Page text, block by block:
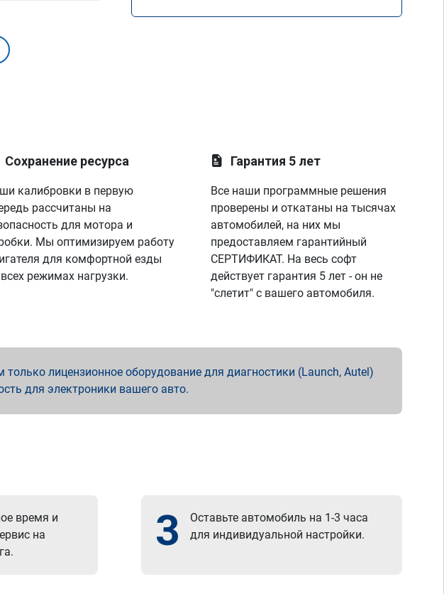
Сохранение ресурса
калибровки в первую
рассчитаны на
для мотора и
Мы оптимизируем работу
для комфортной езды
режимах нагрузки.
Гарантия 5 лет
Все наши программные решения
проверены и откатаны на тысячах
автомобилей, на них мы
предоставляем гарантийный
СЕРТИФИКАТ. На весь софт
действует гарантия 5 лет - он не
"слетит" с вашего автомобиля.
лицензионное оборудование для диагностики (Launch, Autel)
для электроники вашего авто.
время и
на
3
Оставьте автомобиль на 1-3 часа
для индивидуальной настройки.